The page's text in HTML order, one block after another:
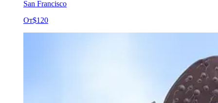
San Francisco
От$120